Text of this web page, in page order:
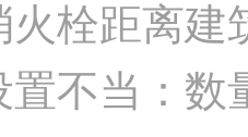
火栓距离建
置不当：